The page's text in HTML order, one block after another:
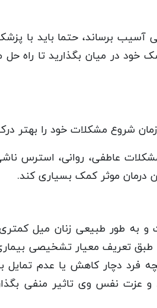
برساند، حتما باید با
در میان بگذارید تا راه حل
شروع مشکلات خود را بهتر
عاطفی، روانی، استرس
درمان موثر کمک بسیاری کند.
طور طبیعی زنان میل کمتری
فرد دچار کاهش یا عدم تمایل
و عزت نفس وی تاثیر منفی